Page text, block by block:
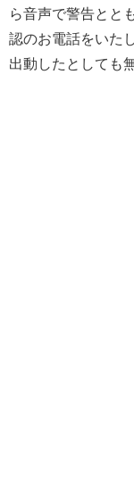
ら音声で警告とと
認のお電話をいた
出動したとしても